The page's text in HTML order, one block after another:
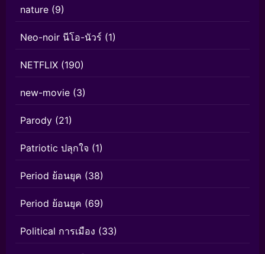
nature (9)
Neo-noir นีโอ-นัวร์ (1)
NETFLIX (190)
new-movie (3)
Parody (21)
Patriotic ปลุกใจ (1)
Period ย้อนยุค (38)
Period ย้อนยุค (69)
Political การเมือง (33)